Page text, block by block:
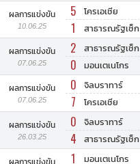
ผลการแข่งขัน
10.06.25
5 โครเอเชีย
1 สาธารณรัฐเช็ก
ผลการแข่งขัน
07.06.25
2 สาธารณรัฐเช็ก
0 มอนเตเนโกร
ผลการแข่งขัน
07.06.25
0 จิลบราทาร์
7 โครเอเชีย
ผลการแข่งขัน
26.03.25
0 จิลบราทาร์
4 สาธารณรัฐเช็ก
1 มอนเตเนโกร